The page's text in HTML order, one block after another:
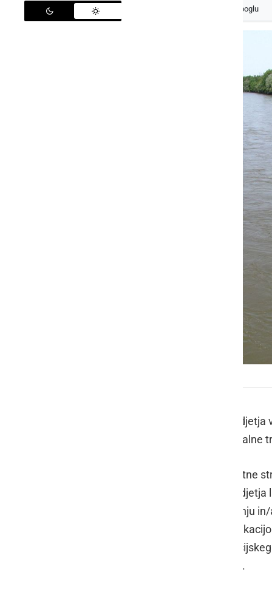
Izberite kot svoj prednostni vir na Googlu
Turistična mala in srednje velika
prijavite na javni poziv na temo digitalne
V ponedeljek je bil na podstrani spletne
poziv in bo odprt do 03.03.2023.
razmišljate o dodatnem izobraževanju
posodobitvah, ki izboljšujejo
spletne strani, vzpostavitvi
edinstvene priložnosti in se prijavite.